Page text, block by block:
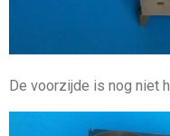
De voorzijde is nog niet